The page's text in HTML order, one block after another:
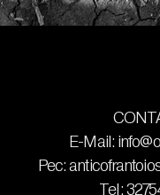
E-Mail:
Pec:
Tel: